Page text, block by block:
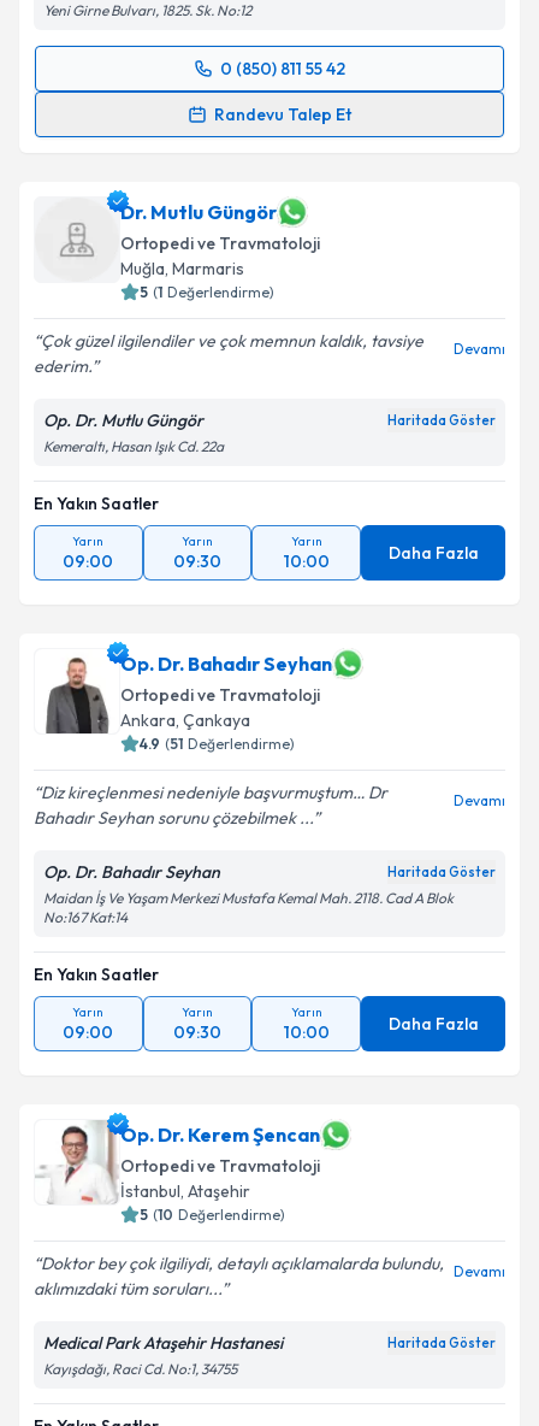
Metni 'ni okudum ve kişisel verilerimin belirtilen
kapsamda işlenmesini kabul ediyorum.
Takvim Talebini Gönder
Yeni Girne Bulvarı, 1825. Sk. No:12
0 (850) 811 55 42
Randevu Talep Et
Randevu Takvimi Talebi
takvim hazırlandığında e-posta ile bilgilendireceğiz.
E-posta Adresiniz
kapsamda işlenmesini kabul ediyorum.
Dr. Mutlu Güngör
Ortopedi ve Travmatoloji
Muğla, Marmaris
5 (1 Değerlendirme)
Çok güzel ilgilendiler ve çok memnun kaldık, tavsiye
ederim.
Devamı
Op. Dr. Mutlu Güngör Haritada Göster
Kemeraltı, Hasan Işık Cd. 22a
En Yakın Saatler
Yarın
09:00
Yarın
09:30
Yarın
10:00 Daha Fazla
Op. Dr. Bahadır Seyhan
Ortopedi ve Travmatoloji
Ankara, Çankaya
4.9 (51 Değerlendirme)
Diz kireçlenmesi nedeniyle başvurmuştum… Dr
Bahadır Seyhan sorunu çözebilmek ...
Devamı
Op. Dr. Bahadır Seyhan Haritada Göster
Maidan İş Ve Yaşam Merkezi Mustafa Kemal Mah. 2118. Cad A Blok
No:167 Kat:14
En Yakın Saatler
Yarın
09:00
Yarın
09:30
Yarın
10:00 Daha Fazla
Op. Dr. Kerem Şencan
Ortopedi ve Travmatoloji
İstanbul, Ataşehir
5 (10 Değerlendirme)
Doktor bey çok ilgiliydi, detaylı açıklamalarda bulundu,
aklımızdaki tüm soruları...
Devamı
Medical Park Ataşehir Hastanesi Haritada Göster
Kayışdağı, Raci Cd. No:1, 34755